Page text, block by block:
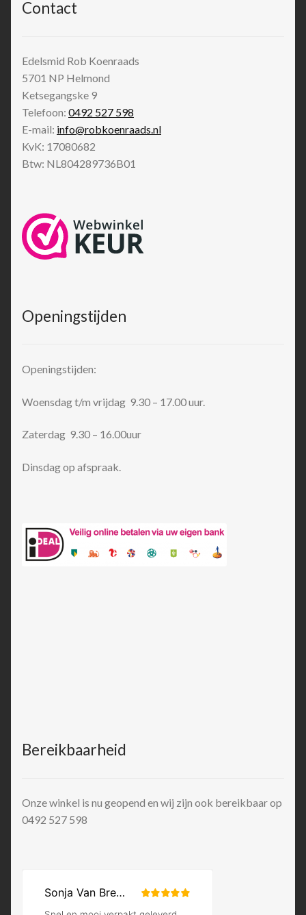
Contact
Edelsmid Rob Koenraads
5701 NP Helmond
Ketsegangske 9
Telefoon: 0492 527 598
E-mail: info@robkoenraads.nl
KvK: 17080682
Btw: NL804289736B01
Openingstijden
Openingstijden:
Woensdag t/m vrijdag 9.30 – 17.00 uur.
Zaterdag 9.30 – 16.00uur
Dinsdag op afspraak.
Bereikbaarheid
Onze winkel is nu geopend en wij zijn ook bereikbaar op
0492 527 598